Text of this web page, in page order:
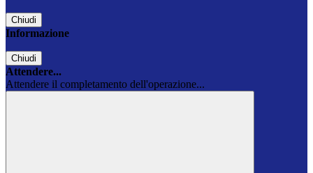
Chiudi
Informazione
Chiudi
Attendere...
Attendere il completamento dell'operazione...